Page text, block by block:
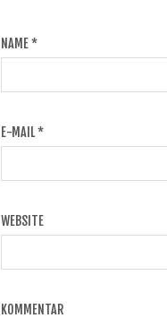
NAME*
E-MAIL*
WEBSITE
KOMMENTAR